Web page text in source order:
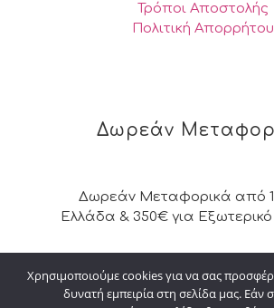
Τρόποι Αποστολής
Πολιτική Απορρήτου
Δωρεάν
Δωρεάν Μεταφορικά από
Ελλάδα & 350€ για Εξωτερικό
© 2026 Kalpakisdesign. All Rights
Χρησιμοποιούμε cookies για να σας
δυνατή εμπειρία στη σελίδα μας. Εάν